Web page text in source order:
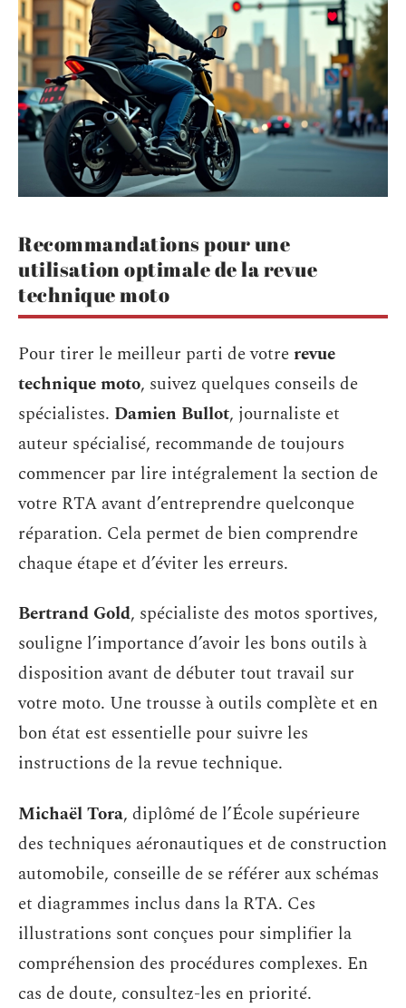
Recommandations pour une
utilisation optimale de la revue
technique moto
Pour tirer le meilleur parti de votrerevue
technique moto, suivez quelques conseils de
spécialistes. Damien Bullot, journaliste et
auteur spécialisé, recommande de toujours
commencer par lire intégralement la section de
votre RTA avant d’entreprendre quelconque
réparation. Cela permet de bien comprendre
chaque étape et d’éviter les erreurs.
Bertrand Gold, spécialiste des motos sportives,
souligne l’importance d’avoir les bons outils à
disposition avant de débuter tout travail sur
votre moto. Une trousse à outils complète et en
bon état est essentielle pour suivre les
instructions de la revue technique.
Michaël Tora, diplômé de l’École supérieure
des techniques aéronautiques et de construction
automobile, conseille de se référer aux schémas
et diagrammes inclus dans la RTA. Ces
illustrations sont conçues pour simplifier la
compréhension des procédures complexes. En
cas de doute, consultez-les en priorité.